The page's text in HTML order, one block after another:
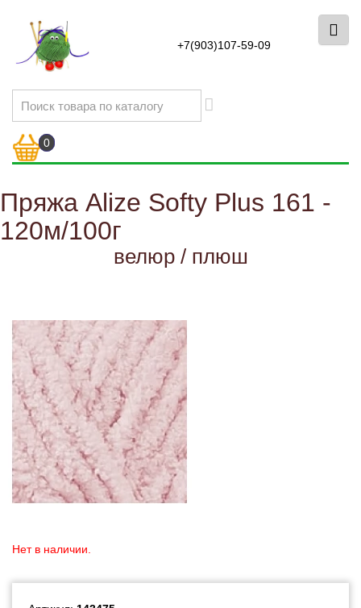
+7(903)107-59-09
0
Пряжа Alize Softy Plus 161 -
120м/100г
велюр / плюш
Нет в наличии.